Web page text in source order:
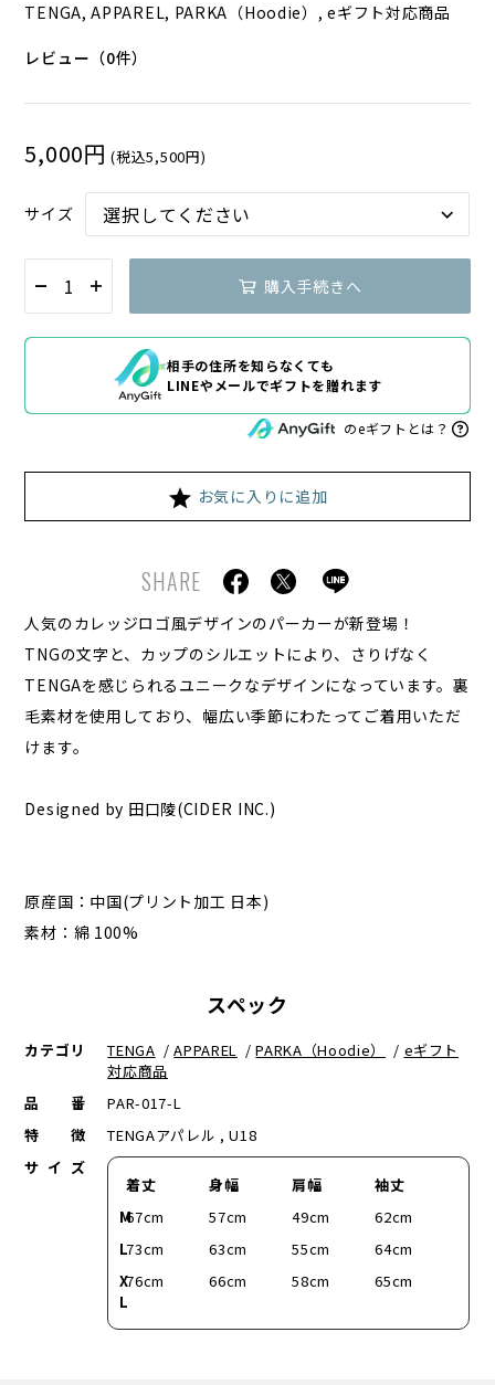
TENGA, APPAREL, PARKA（Hoodie）, eギフト対応商品
レビュー（0件）
5,000円 (税込5,500円)
サイズ
購入手続きへ
相手の住所を知らなくても
LINEやメールでギフトを贈れます
のeギフトとは？
お気に入りに追加
SHARE
人気のカレッジロゴ風デザインのパーカーが新登場！
TNGの文字と、カップのシルエットにより、さりげなく
TENGAを感じられるユニークなデザインになっています。裏
毛素材を使用しており、幅広い季節にわたってご着用いただ
けます。
Designed by 田口陵(CIDER INC.)
原産国：中国(プリント加工 日本)
素材：綿 100%
スペック
カテゴリ TENGA /APPAREL /PARKA（Hoodie） / eギフト
対応商品
品番
PAR-017-L
特徴
TENGAアパレル , U18
サイズ
着丈
身幅 肩幅
袖丈
M67cm 57cm 49cm
62cm
L73cm 63cm 55cm
64cm
X
L
76cm 66cm 58cm 65cm